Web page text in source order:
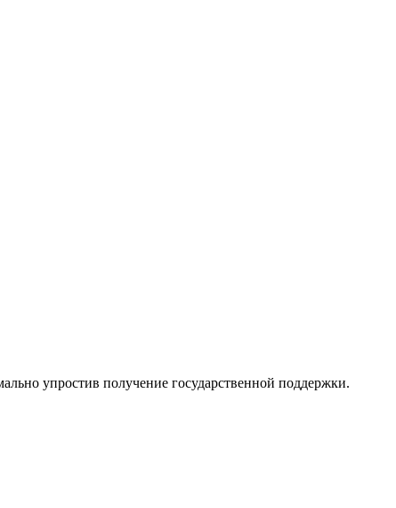
упростив получение государственной поддержки.